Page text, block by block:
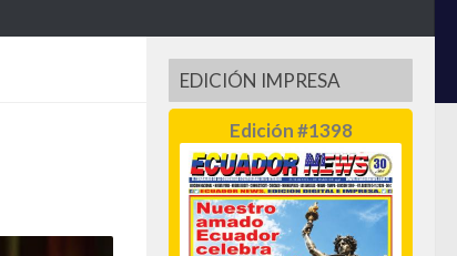
EDICIÓN IMPRESA
Edición #1398